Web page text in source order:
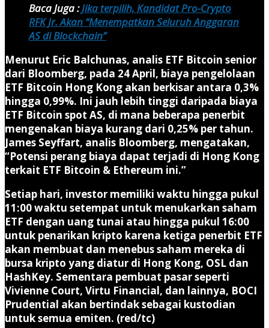
Baca Juga :Jika terpilih, Kandidat Pro-Crypto
RFK Jr. Akan “Menempatkan Seluruh Anggaran
AS di Blockchain”
Menurut Eric Balchunas, analis ETF Bitcoin senior
dari Bloomberg, pada 24 April, biaya pengelolaan
ETF Bitcoin Hong Kong akan berkisar antara 0,3%
hingga 0,99%. Ini jauh lebih tinggi daripada biaya
ETF Bitcoin spot AS, di mana beberapa penerbit
mengenakan biaya kurang dari 0,25% per tahun.
James Seyffart, analis Bloomberg, mengatakan,
“Potensi perang biaya dapat terjadi di Hong Kong
terkait ETF Bitcoin & Ethereum ini.”
Setiap hari, investor memiliki waktu hingga pukul
11:00 waktu setempat untuk menukarkan saham
ETF dengan uang tunai atau hingga pukul 16:00
untuk penarikan kripto karena ketiga penerbit ETF
akan membuat dan menebus saham mereka di
bursa kripto yang diatur di Hong Kong, OSL dan
HashKey. Sementara pembuat pasar seperti
Vivienne Court, Virtu Financial, dan lainnya, BOCI
Prudential akan bertindak sebagai kustodian
untuk semua emiten. (red/tc)